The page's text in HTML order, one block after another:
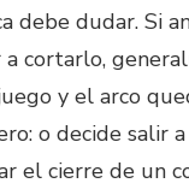
debe dudar. Si
cortarlo,
y el arco
o decide salir
el cierre de un